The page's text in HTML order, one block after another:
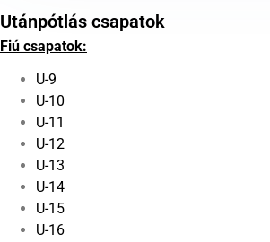
Utánpótlás csapatok
Fiú csapatok:
U-9
U-10
U-11
U-12
U-13
U-14
U-15
U-16